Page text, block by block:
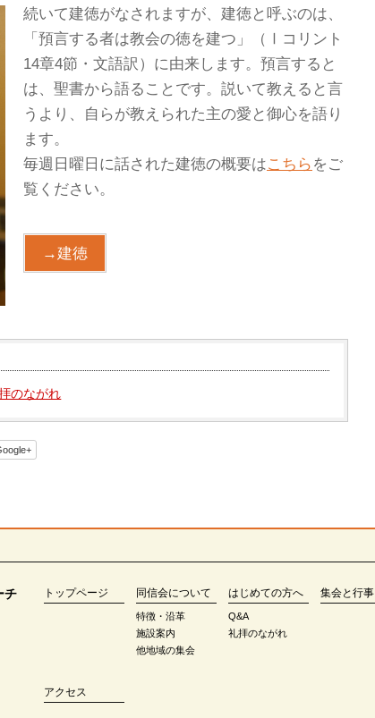
続いて建徳がなされますが、建徳と呼ぶのは、
「預言する者は教会の徳を建つ」（Ⅰコリント
14章4節・文語訳）に由来します。預言すると
は、聖書から語ることです。説いて教えると言
うより、自らが教えられた主の愛と御心を語り
ます。
毎週日曜日に話された建徳の概要はこちら をご
覧ください。
→建徳
のながれ
チ トップページ 同信会について
特徴・沿革
施設案内
他地域の集会
はじめての方へ
Q&A
礼拝のながれ
集会と行事
アクセス